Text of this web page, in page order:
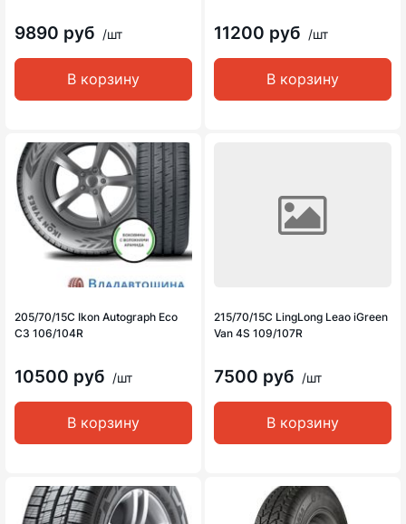
9890 руб /шт
В корзину
11200 руб /шт
В корзину
205/70/15C Ikon Autograph Eco
C3 106/104R
10500 руб /шт
В корзину
215/70/15C LingLong Leao iGreen
Van 4S 109/107R
7500 руб /шт
В корзину